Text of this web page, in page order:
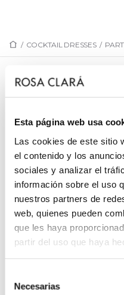
Esta página web usa
Las cookies de este sitio
el contenido y los
sociales y analizar el
información sobre el uso
nuestros partners de
web, quienes pueden
que les haya
partir del uso que haya
Necesarias
/ COCKTAIL DRESSES /
5TZ01REJA0
round covered clasp
REQUEST